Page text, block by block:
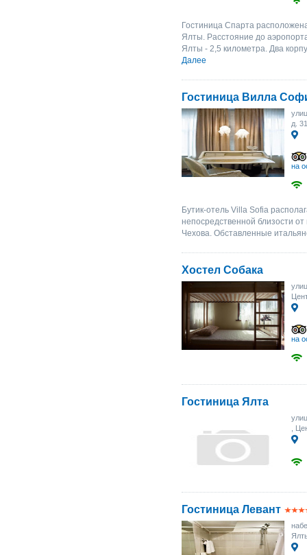
Гостиница Спарта
Ялты. Расстояние до
Ялты - 2,5 километра. Два
Далее
Гостиница Вилла
д. 31
на
Бутик-отель Villa Sofia
непосредственной близости
Чехова. Обставленные
Хостел Собака
на
Гостиница Ялта
,
Гостиница Левант